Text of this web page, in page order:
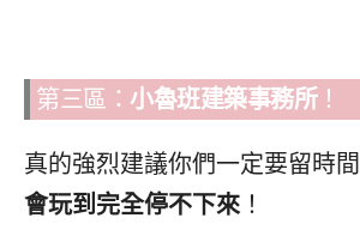
第三區： 小魯班建築事務所！
真的強烈建議你們一定要留時間
會玩到完全停不下來！